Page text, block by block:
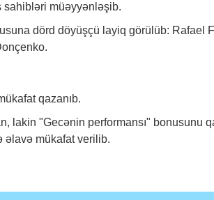
müəyyənləşib.
dörd döyüşçü layiq görülüb: Rafael
qazanıb.
lakin "Gecənin performansı" bonusunu
əlavə mükafat verilib.